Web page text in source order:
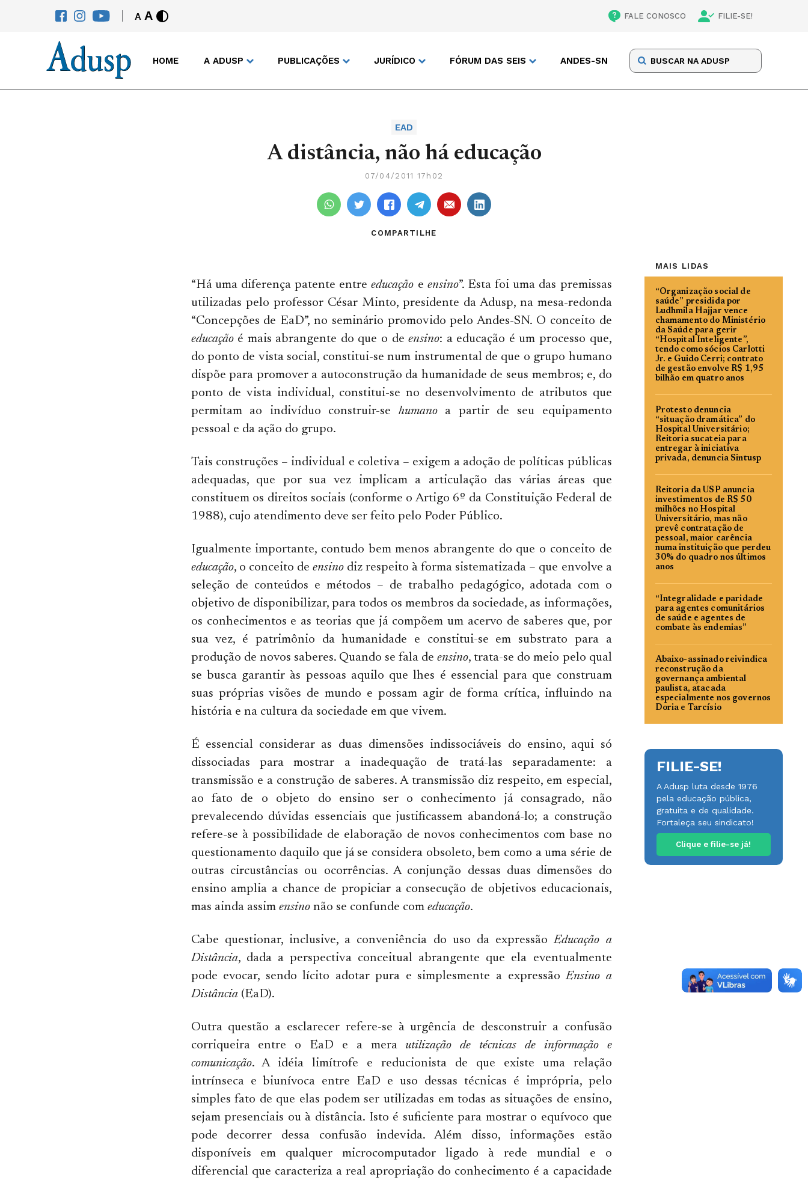
A A FALE CONOSCO FILIE-SE!
HOME A ADUSP PUBLICAÇÕES JURÍDICO FÓRUM DAS SEIS ANDES-SN
EAD
A distância, não há educação
07/04/2011 17h02
COMPARTILHE
“Há uma diferença patente entreeducação e ensino”. Esta foi uma das premissas
utilizadas pelo professor César Minto, presidente da Adusp, na mesa-redonda
“Concepções de EaD”, no seminário promovido pelo Andes-SN. O conceito de
educaçãoé mais abrangente do que o deensino: a educação é um processo que,
do ponto de vista social, constitui-se num instrumental de que o grupo humano
dispõe para promover a auto­construção da humanidade de seus membros; e, do
ponto de vista individual, constitui-se no desenvolvimento de atributos que
permitam ao indivíduo construir-se humanoa partir de seu equipamento
pessoal e da ação do grupo.
Tais construções – individual e coletiva – exigem a adoção de políticas públicas
adequadas, que por sua vez implicam a articulação das várias áreas que
constituem os direitos sociais (conforme o Artigo 6º da Constituição Federal de
1988), cujo atendimento deve ser feito pelo Poder Público.
Igualmente importante, contudo bem menos abrangente do que o conceito de
educação, o conceito de ensinodiz respeito à forma sistematizada – que envolve a
seleção de conteúdos e métodos – de trabalho pedagógico, adotada com o
objetivo de disponibilizar, para todos os membros da sociedade, as informações,
os conhecimentos e as teorias que já compõem um acervo de saberes que, por
sua vez, é patrimônio da humanidade e constitui-se em substrato para a
produção de novos saberes. Quando se fala deensino, trata-se do meio pelo qual
se busca garantir às pessoas aquilo que lhes é essencial para que construam
suas próprias visões de mundo e possam agir de forma crítica, influindo na
história e na cultura da sociedade em que vivem.
É essencial considerar as duas dimensões indissociáveis do ensino, aqui só
dissociadas para mostrar a inadequação de tratá-las separadamente: a
transmissão e a construção de saberes. A transmissão diz respeito, em especial,
ao fato de o objeto do ensino ser o conhecimento já consagrado, não
prevalecendo dúvidas essenciais que justificassem abandoná-lo; a construção
refere-se à possibilidade de elaboração de novos conhecimentos com base no
questionamento daquilo que já se considera obsoleto, bem como a uma série de
outras circustâncias ou ocorrências. A conjunção dessas duas dimensões do
ensino amplia a chance de propiciar a consecução de objetivos educacionais,
mas ainda assim ensinonão se confunde com educação.
Cabe questionar, inclusive, a conveniência do uso da expressãoEducação a
Distância, dada a perspectiva conceitual abrangente que ela eventualmente
pode evocar, sendo lícito adotar pura e simplesmente a expressãoEnsino a
Distância(EaD).
Outra questão a esclarecer refere-se à urgência de desconstruir a confusão
corriqueira entre o EaD e a mera utilização de técnicas de informação e
comunicação. A idéia limítrofe e reducionista de que existe uma relação
intrínseca e biunívoca entre EaD e uso dessas técnicas é imprópria, pelo
simples fato de que elas podem ser utilizadas em todas as situações de ensino,
sejam presenciais ou à distância. Isto é suficiente para mostrar o equívoco que
pode decorrer dessa confusão indevida. Além disso, informações estão
disponíveis em qualquer microcomputador ligado à rede mundial e o
diferencial que caracteriza a real apropriação do conhecimento é a capacidade
MAIS LIDAS
“Organização social de
saúde” presidida por
Ludhmila Hajjar vence
chamamento do Ministério
da Saúde para gerir
“Hospital Inteligente”,
tendo como sócios Carlotti
Jr. e Guido Cerri; contrato
de gestão envolve R$ 1,95
bilhão em quatro anos
Protesto denuncia
“situação dramática” do
Hospital Universitário;
Reitoria sucateia para
entregar à iniciativa
privada, denuncia Sintusp
Reitoria da USP anuncia
investimentos de R$ 50
milhões no Hospital
Universitário, mas não
prevê contratação de
pessoal, maior carência
numa instituição que perdeu
30% do quadro nos últimos
anos
“Integralidade e paridade
para agentes comunitários
de saúde e agentes de
combate às endemias”
Abaixo-assinado reivindica
reconstrução da
governança ambiental
paulista, atacada
especialmente nos governos
Doria e Tarcísio
FILIE-SE!
A Adusp luta desde 1976
pela educação pública,
gratuita e de qualidade.
Fortaleça seu sindicato!
Clique e filie-se já!